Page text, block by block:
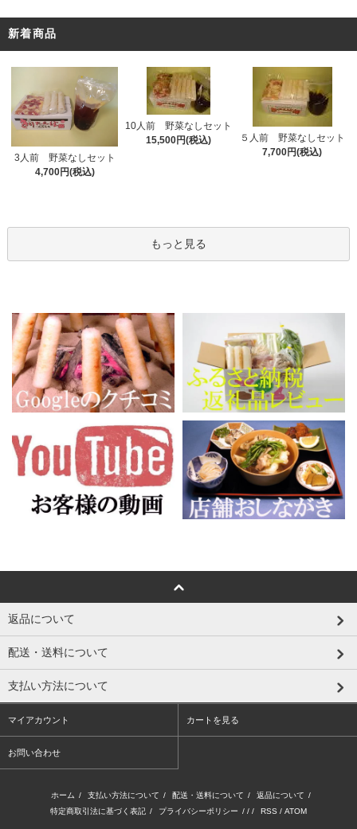
新着商品
3人前 野菜なしセット
4,700円(税込)
10人前 野菜なしセット
15,500円(税込)
５人前 野菜なしセット
7,700円(税込)
もっと見る
返品について
配送・送料について
支払い方法について
マイアカウント カートを見る
お問い合わせ
ホーム / 支払い方法について / 配送・送料について / 返品について /
特定商取引法に基づく表記 / プライバシーポリシー / / / RSS / ATOM